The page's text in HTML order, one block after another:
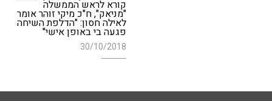
קורא לראש הממשלה
"מניאק", ח"כ מיקי זוהר אומר
לאילה חסון: "הדלפת השיחה
פגעה בי באופן אישי"
30/10/2018